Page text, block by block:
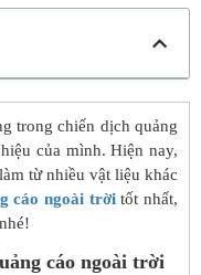
trong chiến dịch quảng
của mình. Hiện nay,
từ nhiều vật liệu khác
cáo ngoài trờitốt nhất,
cáo ngoài trời